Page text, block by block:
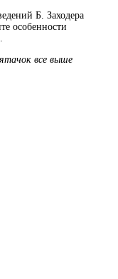
Б. Заходера
особенности
все выше